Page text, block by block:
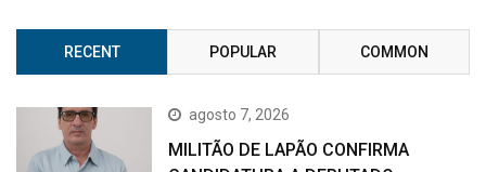
RECENT POPULAR COMMON
agosto 7, 2026
MILITÃO DE LAPÃO CONFIRMA